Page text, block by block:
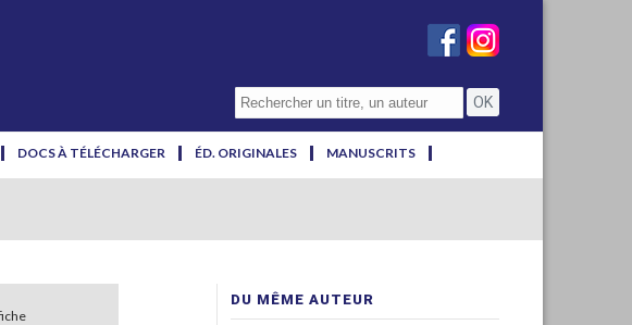
DOCS À TÉLÉCHARGER ÉD. ORIGINALES
MANUSCRITS
DU MÊME AUTEUR